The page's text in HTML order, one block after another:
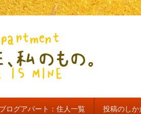
もの。【新館
ブログアパート：住人一覧 投稿のしか